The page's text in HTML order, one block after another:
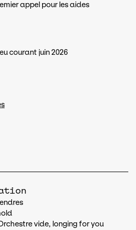
appel pour les aides
courant juin 2026
vide, longing for you